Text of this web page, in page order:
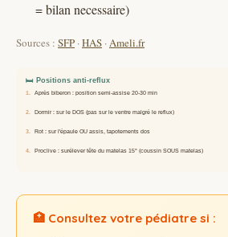
= bilan necessaire)
Sources : SFP ·HAS ·Ameli.fr
🏥 Consultez votre pédiatre si :